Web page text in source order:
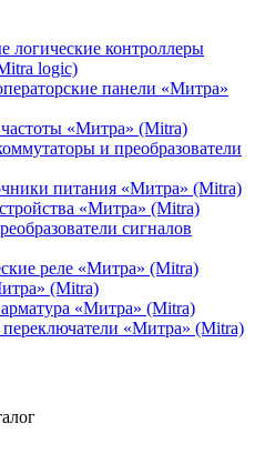
логические контроллеры
logic)
панели «Митра»
«Митра» (Mitra)
и преобразователи
питания «Митра» (Mitra)
«Митра» (Mitra)
сигналов
реле «Митра» (Mitra)
(Mitra)
«Митра» (Mitra)
«Митра» (Mitra)